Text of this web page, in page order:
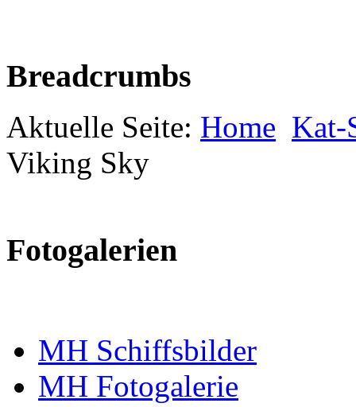
Breadcrumbs
Aktuelle Seite: Home Kat-
Viking Sky
Fotogalerien
MH Schiffsbilder
MH Fotogalerie